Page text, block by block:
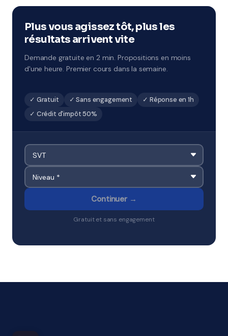
ciblé. À Les Abymes et environs.
Plus vous agissez tôt, plus les
résultats arrivent vite
Demande gratuite en 2 min. Propositions en moins
d'une heure. Premier cours dans la semaine.
✓ Gratuit ✓ Sans engagement
✓ Réponse en 1h
✓ Crédit d'impôt 50%
Continuer →
Gratuit et sans engagement